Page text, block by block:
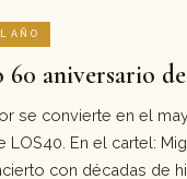
AÑO
60 aniversario
se convierte en el
LOS40. En el cartel:
con décadas de